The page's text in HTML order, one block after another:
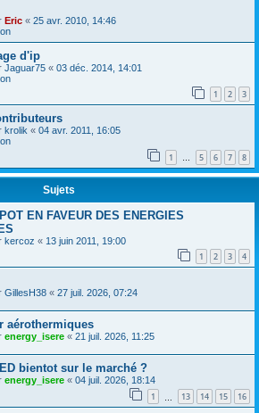
Eric « 25 avr. 2010, 14:46
d'ip
Jaguar75 « 03 déc. 2014, 14:01
1 2 3
krolik « 04 avr. 2011, 16:05
1 … 5 6 7 8
Sujets
EN FAVEUR DES ENERGIES
kercoz « 13 juin 2011, 19:00
1 2 3 4
GillesH38 « 27 juil. 2026, 07:24
aérothermiques
energy_isere « 21 juil. 2026, 11:25
bientot sur le marché ?
energy_isere « 04 juil. 2026, 18:14
1 13 14 15 16